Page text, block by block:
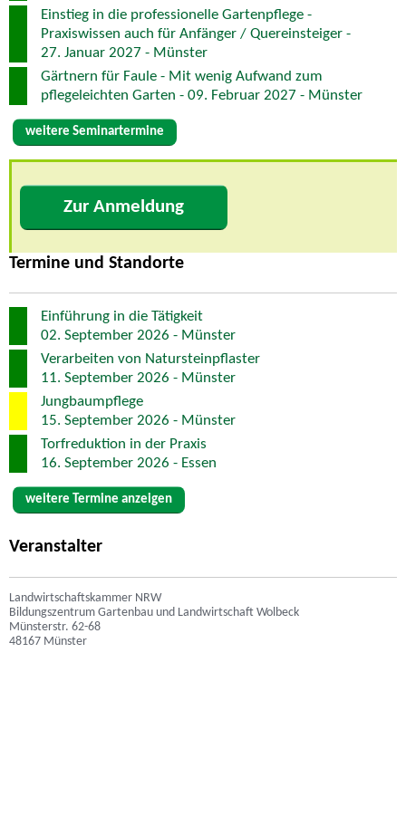
Einstieg in die professionelle Gartenpflege -
Praxiswissen auch für Anfänger / Quereinsteiger -
27. Januar 2027 - Münster
Gärtnern für Faule - Mit wenig Aufwand zum
pflegeleichten Garten - 09. Februar 2027 - Münster
weitere Seminartermine
Zur Anmeldung
Termine und Standorte
Einführung in die Tätigkeit
02. September 2026 - Münster
Verarbeiten von Natursteinpflaster
11. September 2026 - Münster
Jungbaumpflege
15. September 2026 - Münster
Torfreduktion in der Praxis
16. September 2026 - Essen
weitere Termine anzeigen
Veranstalter
Landwirtschaftskammer NRW
Bildungszentrum Gartenbau und Landwirtschaft Wolbeck
Münsterstr. 62-68
48167 Münster